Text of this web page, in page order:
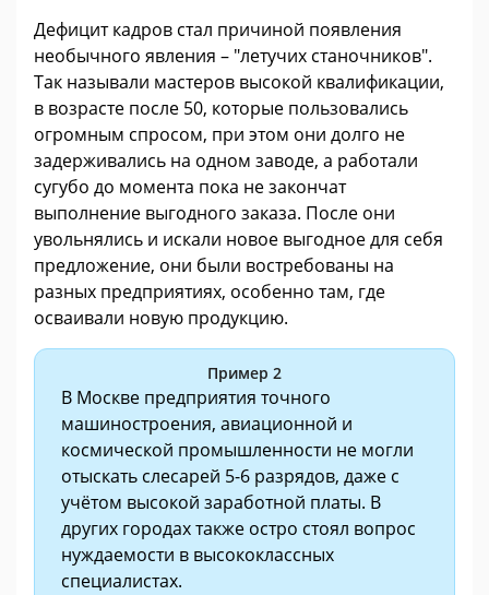
Дефицит кадров стал причиной появления
необычного явления – "летучих станочников".
Так называли мастеров высокой квалификации,
в возрасте после 50, которые пользовались
огромным спросом, при этом они долго не
задерживались на одном заводе, а работали
сугубо до момента пока не закончат
выполнение выгодного заказа. После они
увольнялись и искали новое выгодное для себя
предложение, они были востребованы на
разных предприятиях, особенно там, где
осваивали новую продукцию.
Пример 2
В Москве предприятия точного
машиностроения, авиационной и
космической промышленности не могли
отыскать слесарей 5-6 разрядов, даже с
учётом высокой заработной платы. В
других городах также остро стоял вопрос
нуждаемости в высококлассных
специалистах.